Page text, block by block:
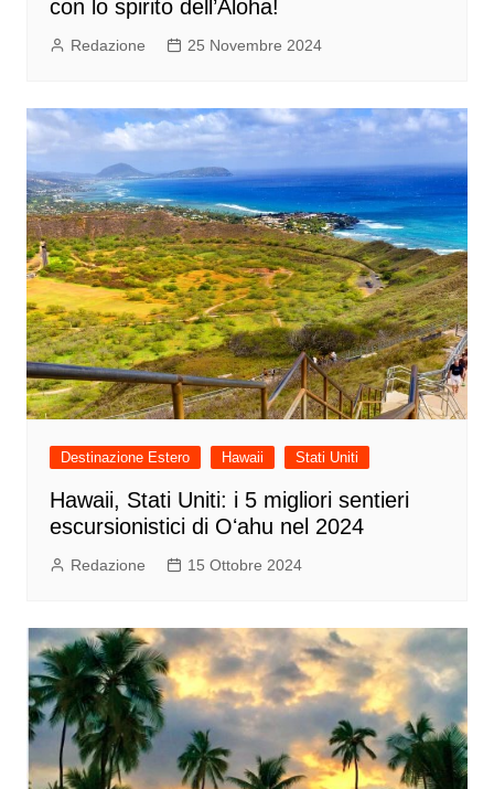
con lo spirito dell’Aloha!
Redazione 25 Novembre 2024
Destinazione Estero Hawaii Stati Uniti
Hawaii, Stati Uniti: i 5 migliori sentieri
escursionistici di Oʻahu nel 2024
Redazione 15 Ottobre 2024